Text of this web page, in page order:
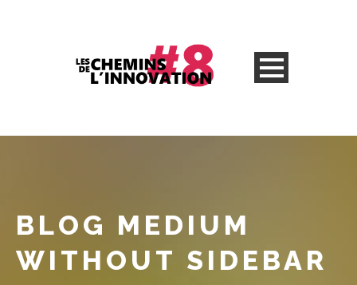
BLOG MEDIUM
WITHOUT SIDEBAR